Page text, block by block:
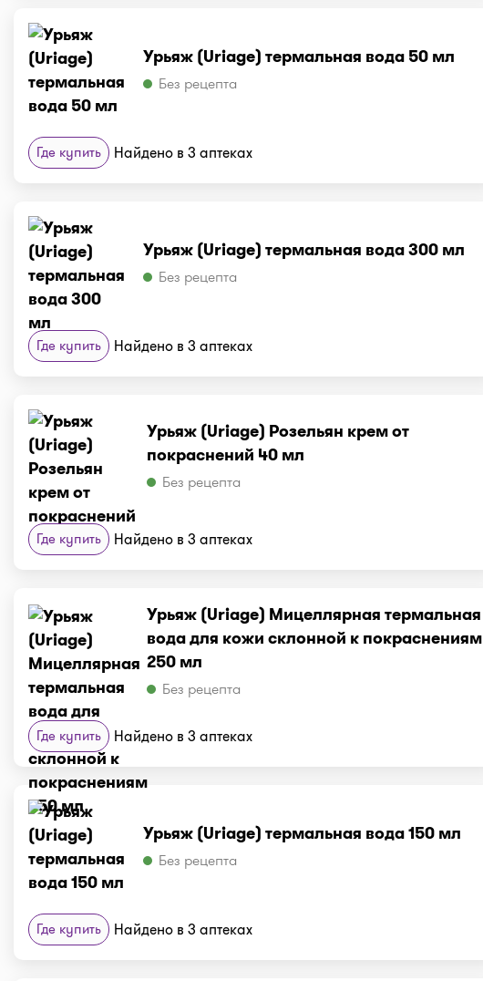
Урьяж (Uriage) термальная вода 50 мл
Без рецепта
Где купить Найдено в 3 аптеках
Урьяж (Uriage) термальная вода 300 мл
Без рецепта
Где купить Найдено в 3 аптеках
Урьяж (Uriage) Розельян крем от
покраснений 40 мл
Без рецепта
Где купить Найдено в 3 аптеках
Урьяж (Uriage) Мицеллярная термальная
вода для кожи склонной к покраснениям
250 мл
Без рецепта
Где купить Найдено в 3 аптеках
Урьяж (Uriage) термальная вода 150 мл
Без рецепта
Где купить Найдено в 3 аптеках